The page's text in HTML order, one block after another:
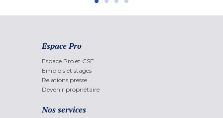
Espace Pro
Espace Pro et CSE
Emplois et stages
Relations presse
Devenir propriétaire
Nos services